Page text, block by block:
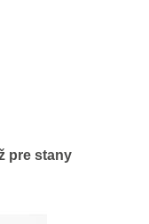
pre stany